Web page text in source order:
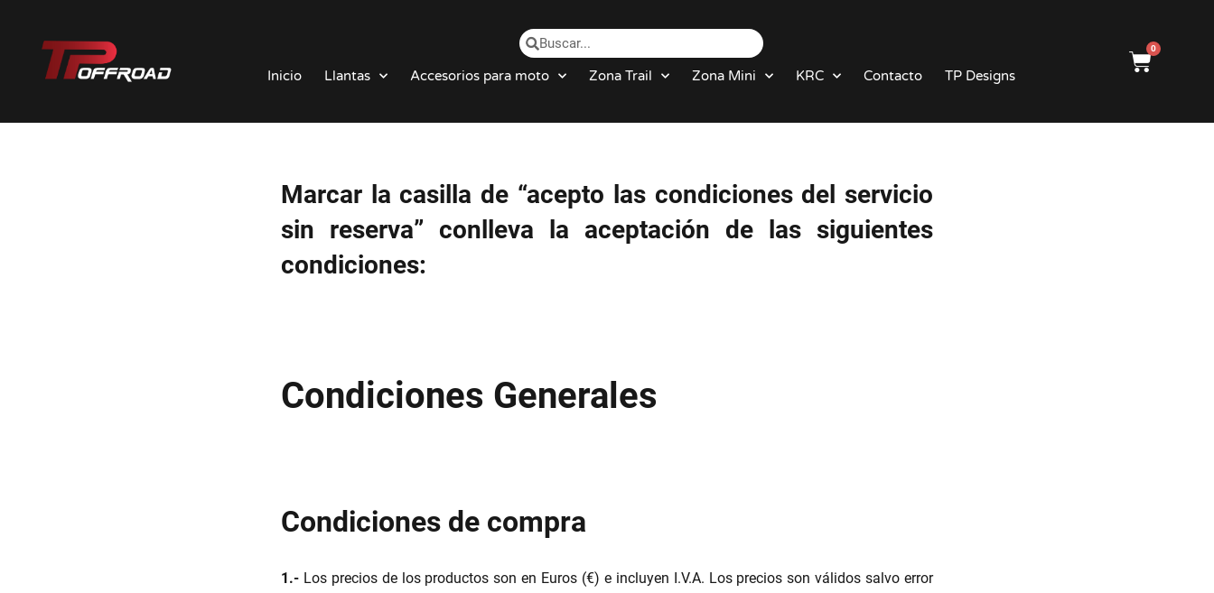
Saltar
Inicio Llantas Accesorios para moto Zona Trail Zona Mini KRC Contacto TP Designs
0
Marcar la casilla de “acepto las condiciones del servicio
sin reserva” conlleva la aceptación de las siguientes
condiciones:
Condiciones Generales
Condiciones de compra
1.-Los precios de los productos son en Euros (€) e incluyen I.V.A. Los precios son válidos salvo error